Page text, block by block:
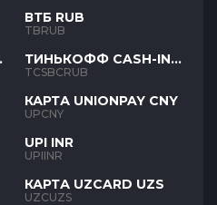
ВТБ RUB
TBRUB
ТИНЬКОФФ CASH-IN
RUB
TCSBCRUB
КАРТА UNIONPAY CNY
UPCNY
UPI INR
UPIINR
КАРТА UZCARD UZS
UZCUZS